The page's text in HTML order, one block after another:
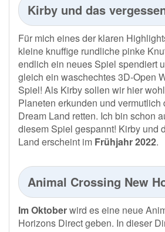
Kirby und das
Für mich eines der klaren
kleine knuffige rundliche pinke
endlich ein neues Spiel spendiert
gleich ein waschechtes 3D-Open
Spiel! Als Kirby sollen wir hier
Planeten erkunden und vermutlich
Dream Land retten. Ich bin schon
diesem Spiel gespannt! Kirby und
Land erscheint im Frühjahr 2022.
Animal Crossing New
Im Oktoberwird es eine neue
Horizons Direct geben. In dieser